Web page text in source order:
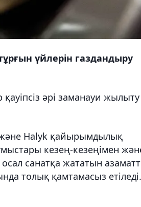
үйлерін газдандыру
әрі заманауи жылыту
және Halyk қайырымдылық
кезең-кезеңімен
санатқа жататын
толық қамтамасыз етіледі.